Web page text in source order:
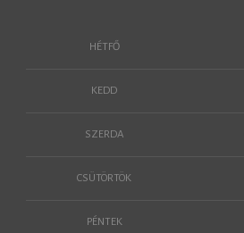
HÉTFŐ
KEDD
SZERDA
CSÜTÖRTÖK
PÉNTEK